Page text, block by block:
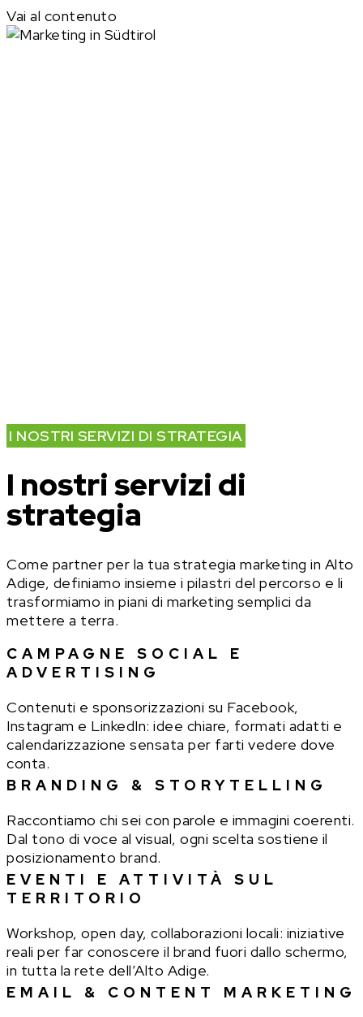
Vai al contenuto
I NOSTRI SERVIZI DI STRATEGIA
I nostri servizi di
strategia
Come partner per la tua strategia marketing in Alto
Adige, definiamo insieme i pilastri del percorso e li
trasformiamo in piani di marketing semplici da
mettere a terra.
CAMPAGNE SOCIAL E
ADVERTISING
Contenuti e sponsorizzazioni su Facebook,
Instagram e LinkedIn: idee chiare, formati adatti e
calendarizzazione sensata per farti vedere dove
conta.
BRANDING & STORYTELLING
Raccontiamo chi sei con parole e immagini coerenti.
Dal tono di voce al visual, ogni scelta sostiene il
posizionamento brand.
EVENTI E ATTIVITÀ SUL
TERRITORIO
Workshop, open day, collaborazioni locali: iniziative
reali per far conoscere il brand fuori dallo schermo,
in tutta la rete dell’Alto Adige.
EMAIL & CONTENT MARKETING